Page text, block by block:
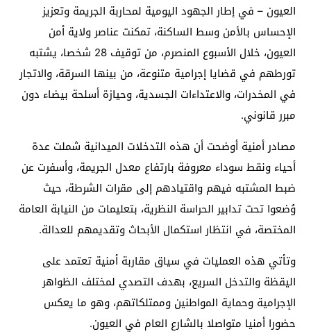
العيون – في إطار الجهود اليومية لمحاربة الجريمة وتعزيز
الإحساس بالأمن وسط الساكنة، تمكنت عناصر ولاية أمن
العيون، خلال الأسبوع المنصرم، من توقيف 28 شخصا، يشتبه
تورطهم في قضايا إجرامية متنوعة، من بينها السرقة، والاتجار
في المخدرات، والاعتداءات الجسدية، وحيازة أسلحة بيضاء دون
مبرر قانوني.
مصادر أمنية أوضحت أن هذه التدخلات الميدانية شملت عدة
أحياء ونقط سوداء معروفة بارتفاع معدل الجريمة، وأسفرت عن
ضبط المشتبه فيهم واقتيادهم إلى مقرات الشرطة، حيث
وُضعوا تحت تدابير الحراسة النظرية، بتعليمات من النيابة العامة
المختصة، في انتظار استكمال الأبحاث وتقديمهم للعدالة.
وتأتي هذه العمليات في سياق مقاربة أمنية تعتمد على
اليقظة والتدخل السريع، بهدف التصدي لمختلف الظواهر
الإجرامية وحماية المواطنين وممتلكاتهم، وهو ما يعكس
حضورا أمنيا متواصلا بالشارع العام في العيون.